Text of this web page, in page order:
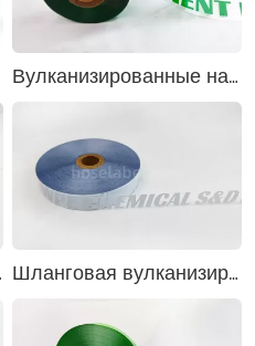
Вулканизированные напечатанные резиновые шланги
Шланговая вулканизированная лента производитель стандарт